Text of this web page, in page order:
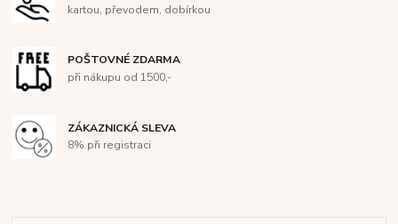
kartou, převodem, dobírkou
POŠTOVNÉ ZDARMA
při nákupu od 1500,-
ZÁKAZNICKÁ SLEVA
8% při registraci